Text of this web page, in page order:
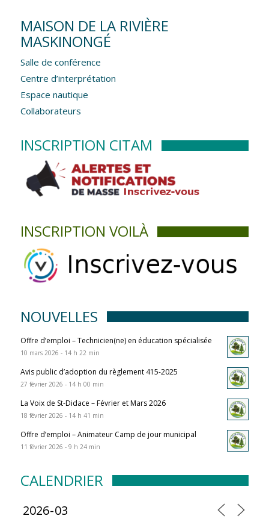
MAISON DE LA RIVIÈRE
MASKINONGÉ
Salle de conférence
Centre d’interprétation
Espace nautique
Collaborateurs
INSCRIPTION CITAM
INSCRIPTION VOILÀ
NOUVELLES
Offre d’emploi – Technicien(ne) en éducation spécialisée
10 mars 2026 - 14 h 22 min
Avis public d’adoption du règlement 415-2025
27 février 2026 - 14 h 00 min
La Voix de St-Didace – Février et Mars 2026
18 février 2026 - 14 h 41 min
Offre d’emploi – Animateur Camp de jour municipal
11 février 2026 - 9 h 24 min
CALENDRIER